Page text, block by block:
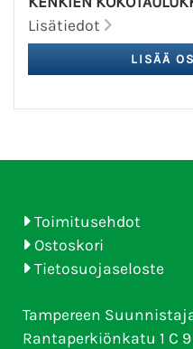
Lisätiedot
Toimitusehdot
Ostoskori
Tietosuojaseloste
Tampereen
Rantaperkiönkatu 1 C 9